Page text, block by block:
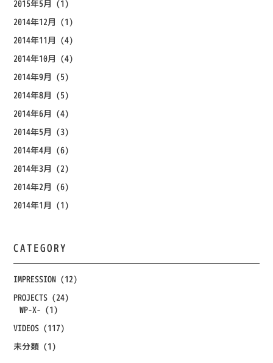
2015年5月 (1)
2014年12月 (1)
2014年11月 (4)
2014年10月 (4)
2014年9月 (5)
2014年8月 (5)
2014年6月 (4)
2014年5月 (3)
2014年4月 (6)
2014年3月 (2)
2014年2月 (6)
2014年1月 (1)
CATEGORY
IMPRESSION (12)
PROJECTS (24)
WP-X- (1)
VIDEOS (117)
未分類 (1)